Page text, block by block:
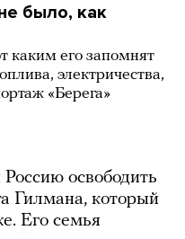
было, как
каким его запомнят
электричества,
«Берега»
освободить
Гилмана, который
Его семья